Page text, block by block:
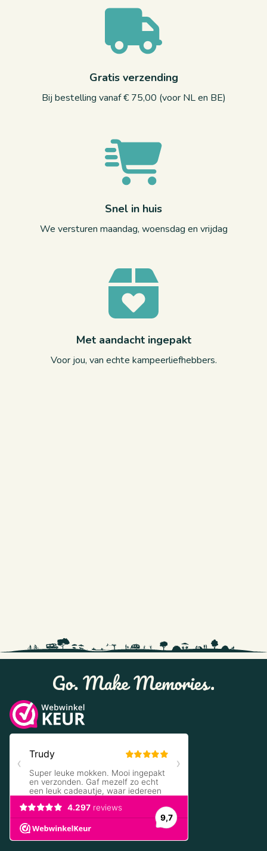
Gratis verzending
Bij bestelling vanaf € 75,00 (voor NL en BE)
Snel in huis
We versturen maandag, woensdag en vrijdag
Met aandacht ingepakt
Voor jou, van echte kampeerliefhebbers.